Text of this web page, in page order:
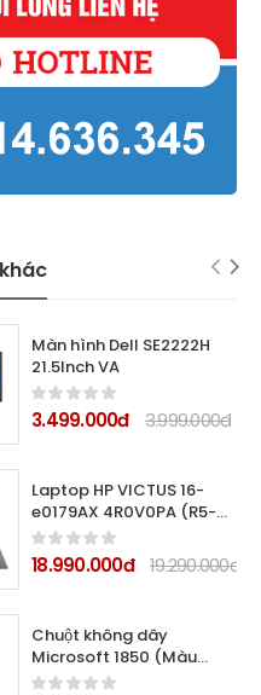
Màn hình Dell SE2222H
21.5Inch VA
3.499.000đ 3.999.000đ
Laptop HP VICTUS 16-
e0179AX 4R0V0PA (R5-
5600H/ 8GB/ 512GB SSD/
16.1FHD, 144Hz/ RTX3050
TI 4GB/ Win 11/ Black)
18.990.000đ 19.290.000đ
Chuột không dây
Microsoft 1850 (Màu
xanh đen)